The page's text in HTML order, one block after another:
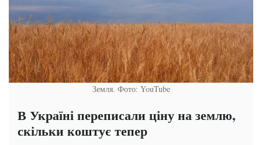
Земля. Фото: YouTube
В Україні переписали ціну на землю,
скільки коштує тепер